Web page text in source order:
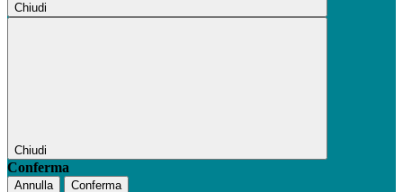
Chiudi
Chiudi
Conferma
Annulla Conferma